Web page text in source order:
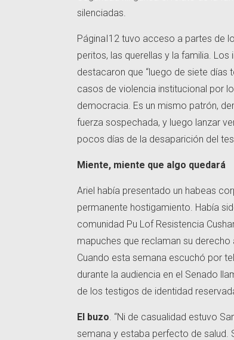
silenciadas.
PáginaI12 tuvo acceso a partes de
peritos, las querellas y la familia.
destacaron que “luego de siete días
casos de violencia institucional por
democracia. Es un mismo patrón,
fuerza sospechada, y luego lanzar
pocos días de la desaparición del
Miente, miente que algo quedará
Ariel había presentado un habeas
permanente hostigamiento. Había
comunidad Pu Lof Resistencia
mapuches que reclaman su
Cuando esta semana escuchó por
durante la audiencia en el Senado
de los testigos de identidad
El buzo. “Ni de casualidad estuvo
semana y estaba perfecto de salud.